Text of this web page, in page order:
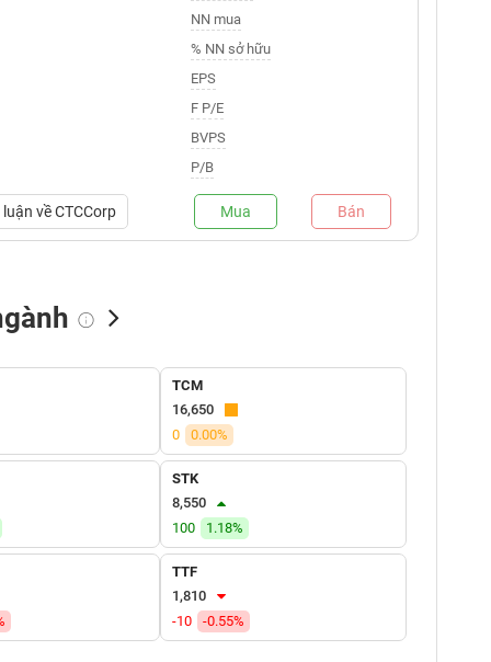
NN mua
% NN sở hữu
EPS
F P/E
BVPS
P/B
vềCTCCorp Mua Bán
Tự doanh mua
TCM
16,650
0
0.00%
STK
8,550
100
1.18%
TTF
1,810
-10
-0.55%